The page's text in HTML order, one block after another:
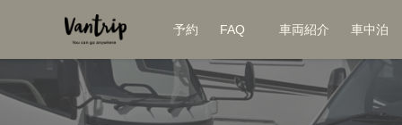
予約 FAQ 車両紹介 車中泊